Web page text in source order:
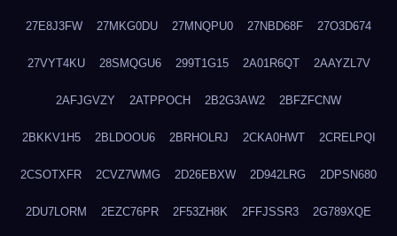
27E8J3FW 27MKG0DU 27MNQPU0 27NBD68F 27O3D674
27VYT4KU 28SMQGU6 299T1G15 2A01R6QT 2AAYZL7V
2AFJGVZY 2ATPPOCH 2B2G3AW2 2BFZFCNW
2BKKV1H5 2BLDOOU6 2BRHOLRJ 2CKA0HWT 2CRELPQI
2CSOTXFR 2CVZ7WMG 2D26EBXW 2D942LRG 2DPSN680
2DU7LORM 2EZC76PR 2F53ZH8K 2FFJSSR3 2G789XQE